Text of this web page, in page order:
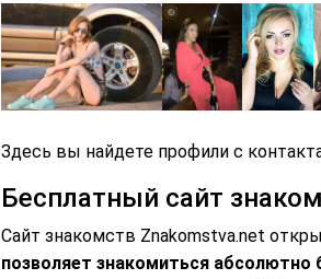
Здесь вы найдете профили с
Бесплатный сайт
Сайт знакомств Znakomstva.net
позволяет знакомиться абсолютно